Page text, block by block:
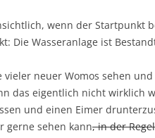
wenn der Startpunkt
Die Wasseranlage ist
neuer Womos sehen
das eigentlich nicht wirklich
und einen Eimer
gerne sehen kann, in der